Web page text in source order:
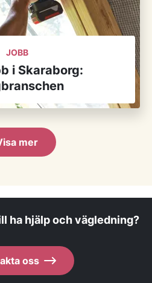
JOBB
i Skaraborg:
mer
ha hjälp och vägledning?
oss